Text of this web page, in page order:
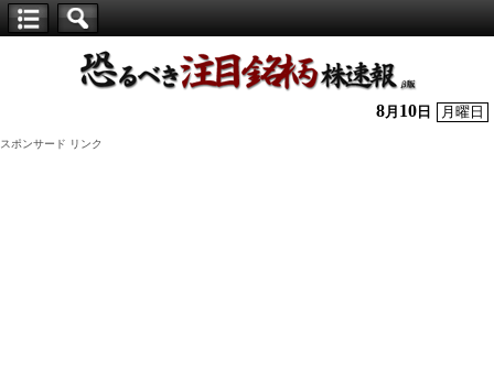
株】
8月 10 日 月曜日
スポンサード リンク